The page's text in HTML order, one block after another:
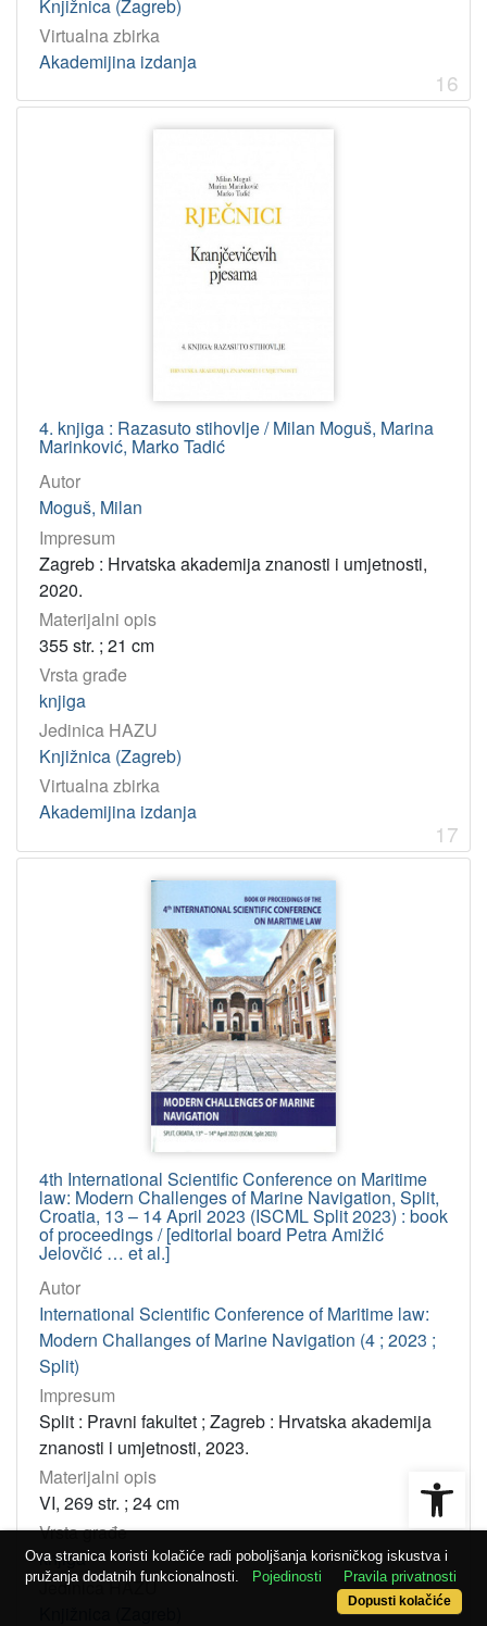
Knjižnica (Zagreb)
Virtualna zbirka
Akademijina izdanja
16
4. knjiga : Razasuto stihovlje / Milan Moguš, Marina
Marinković, Marko Tadić
Autor
Moguš, Milan
Impresum
Zagreb : Hrvatska akademija znanosti i umjetnosti,
2020.
Materijalni opis
355 str. ; 21 cm
Vrsta građe
knjiga
Jedinica HAZU
Knjižnica (Zagreb)
Virtualna zbirka
Akademijina izdanja
17
4th International Scientific Conference on Maritime
law: Modern Challenges of Marine Navigation, Split,
Croatia, 13 – 14 April 2023 (ISCML Split 2023) : book
of proceedings / [editorial board Petra Amižić
Jelovčić … et al.]
Autor
International Scientific Conference of Maritime law:
Modern Challanges of Marine Navigation (4 ; 2023 ;
Split)
Impresum
Split : Pravni fakultet ; Zagreb : Hrvatska akademija
znanosti i umjetnosti, 2023.
Materijalni opis
VI, 269 str. ; 24 cm
Vrsta građe
knjiga
Jedinica HAZU
Ova stranica koristi kolačiće radi poboljšanja korisničkog iskustva i
pružanja dodatnih funkcionalnosti.
Pojedinosti Pravila privatnosti
Dopusti kolačiće